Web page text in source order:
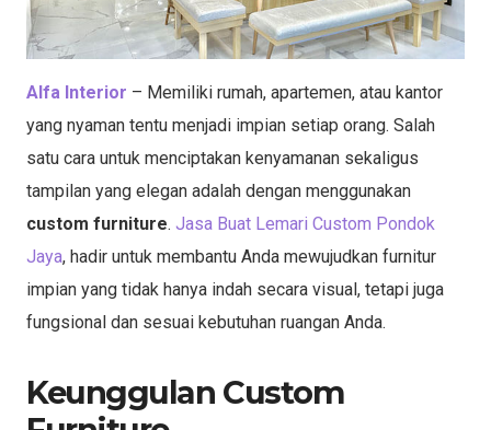
Alfa Interior – Memiliki rumah, apartemen, atau kantor
yang nyaman tentu menjadi impian setiap orang. Salah
satu cara untuk menciptakan kenyamanan sekaligus
tampilan yang elegan adalah dengan menggunakan
custom furniture. Jasa Buat Lemari Custom Pondok
Jaya, hadir untuk membantu Anda mewujudkan furnitur
impian yang tidak hanya indah secara visual, tetapi juga
fungsional dan sesuai kebutuhan ruangan Anda.
Keunggulan Custom